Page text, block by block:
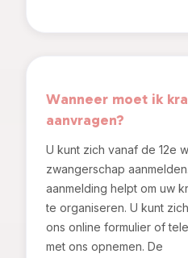
Wanneer moet ik
aanvragen?
U kunt zich vanaf de 12e
zwangerschap
aanmelding helpt om uw
te organiseren. U kunt
ons online formulier of
met ons opnemen. De